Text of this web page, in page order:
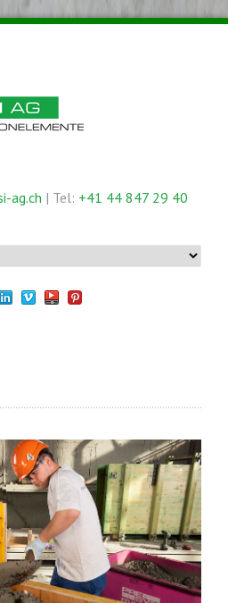
ag.ch | Tel: +41 44 847 29 40